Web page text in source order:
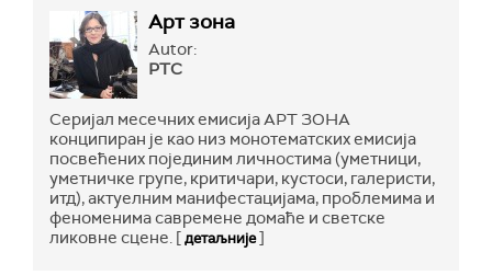
Арт зона
Autor:
РТС
Серијал месечних емисија АРТ ЗОНА
конципиран је као низ монотематских емисија
посвећених појединим личностима (уметници,
уметничке групе, критичари, кустоси, галеристи,
итд), актуелним манифестацијама, проблемима и
феноменима савремене домаће и светске
ликовне сцене. [детаљније]